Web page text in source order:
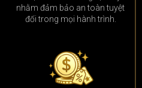
nhằm đảm bảo an toàn tuyệt
đối trong mọi hành trình.